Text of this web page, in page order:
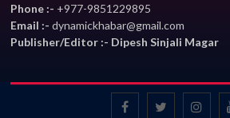
Phone :- +977-9851229895
Email :-dynamickhabar@gmail.com
Publisher/Editor :- Dipesh Sinjali Magar